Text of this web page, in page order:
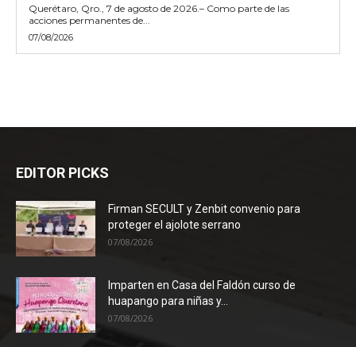
Querétaro, Qro., 7 de agosto de 2026.– Como parte de las
acciones permanentes de...
07/08/2026
EDITOR PICKS
Firman SECULT y Zenbit convenio para
proteger el ajolote serrano
07/08/2026
Imparten en Casa del Faldón curso de
huapango para niñas y...
07/08/2026